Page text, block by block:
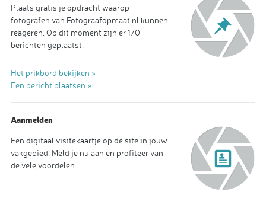
Plaats gratis je opdracht waarop
fotografen van Fotograafopmaat.nl kunnen
reageren. Op dit moment zijn er 170
berichten geplaatst.
Het prikbord bekijken »
Een bericht plaatsen »
Aanmelden
Een digitaal visitekaartje op dé site in jouw
vakgebied. Meld je nu aan en profiteer van
de vele voordelen.